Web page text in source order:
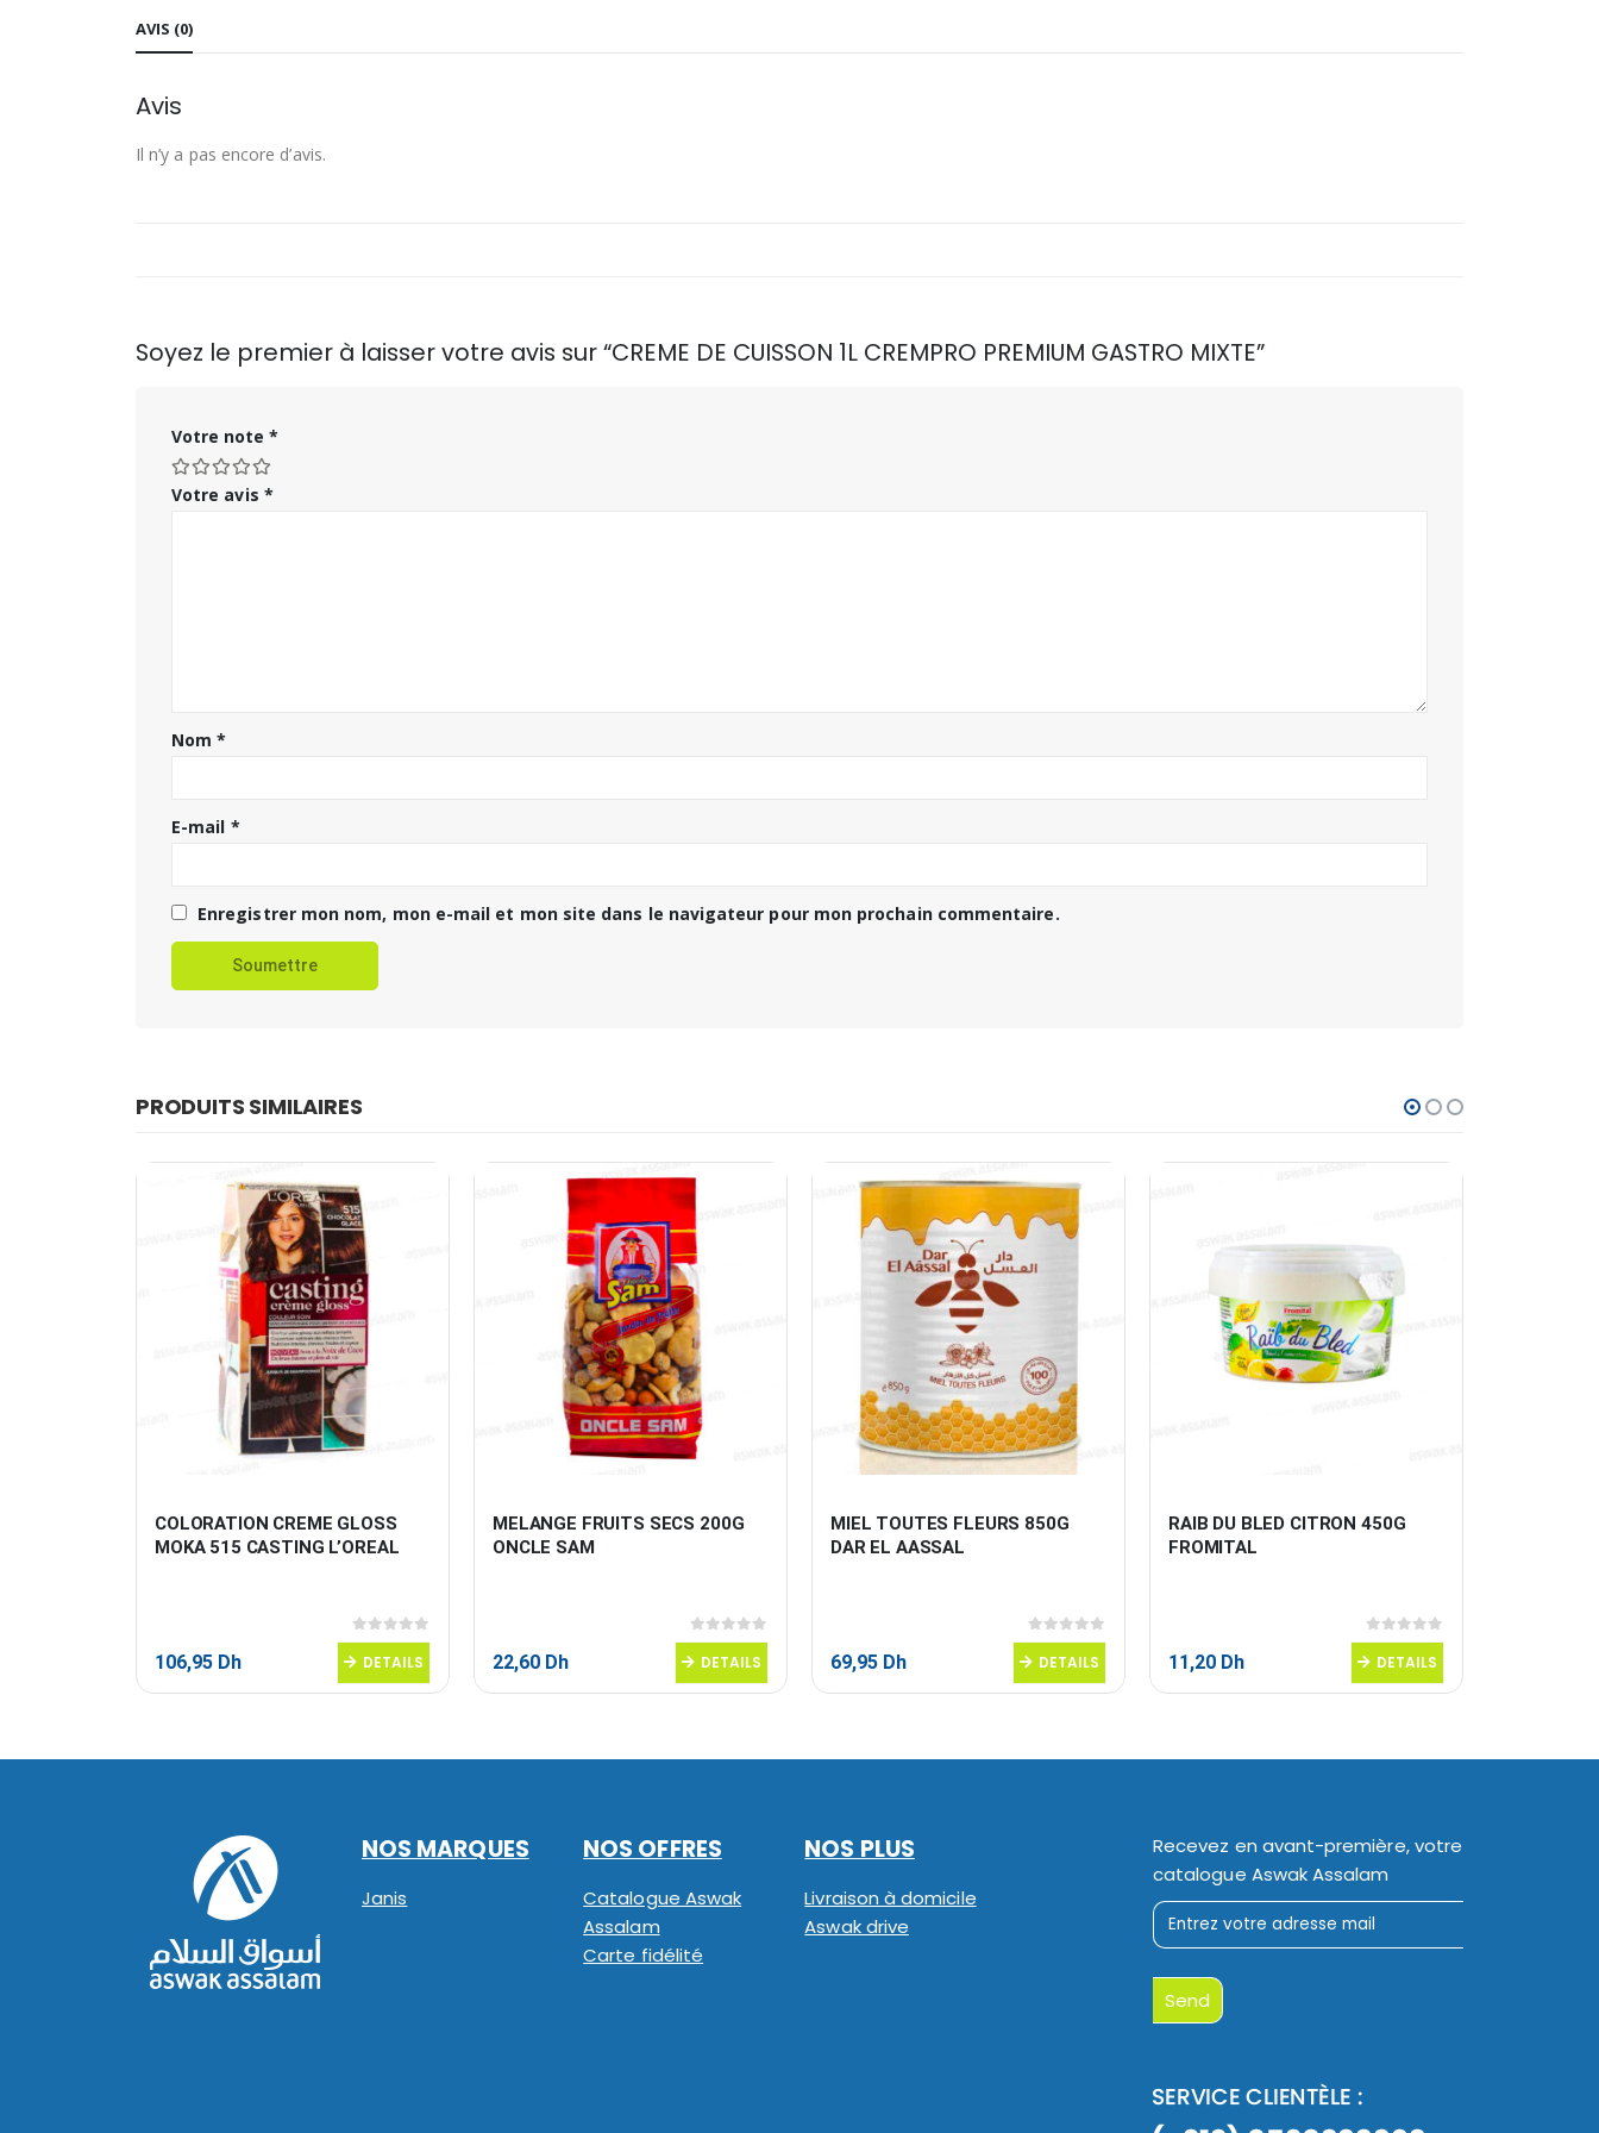
AVIS (0)
Avis
Il n’y a pas encore d’avis.
Soyez le premier à laisser votre avis sur “CREME DE CUISSON 1L CREMPRO PREMIUM GASTRO MIXTE”
Votre note *
Votre avis *
Nom*
E-mail *
Enregistrer mon nom, mon e-mail et mon site dans le navigateur pour mon prochain commentaire.
PRODUITS SIMILAIRES
COLORATION CREME GLOSS
MOKA 515 CASTING L’OREAL
0sur 5
106,95 Dh DETAILS
MELANGE FRUITS SECS 200G
ONCLE SAM
0sur 5
22,60 Dh DETAILS
MIEL TOUTES FLEURS 850G
DAR EL AASSAL
0sur 5
69,95 Dh DETAILS
RAIB DU BLED CITRON 450G
FROMITAL
0sur 5
11,20 Dh DETAILS
NOS MARQUES
Janis
NOS OFFRES
Catalogue Aswak
Assalam
Carte fidélité
NOS PLUS
Livraison à domicile
Aswak drive
Recevez en avant-première, votre
catalogue Aswak Assalam